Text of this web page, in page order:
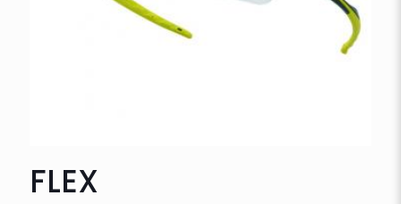
FLEX